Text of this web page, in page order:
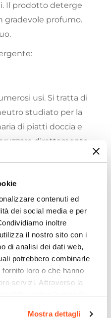
contenuti ed
dei social media e per
inoltre
il nostro sito con i
di analisi dei dati web,
potrebbero combinarle
loro o che hanno
servizi. Attraverso la
Mostra dettagli
Il prodotto deterge
gradevole profumo.
usi. Si tratta di
studiato per la
di piatti doccia e
direttamente
dalla portata dei
può causare
con occhi e pelle.
disperdere i residui
89/542)
Superfici